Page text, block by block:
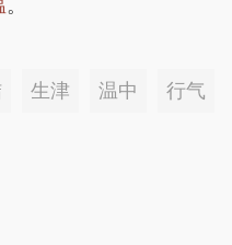
。
生津 温中 行气